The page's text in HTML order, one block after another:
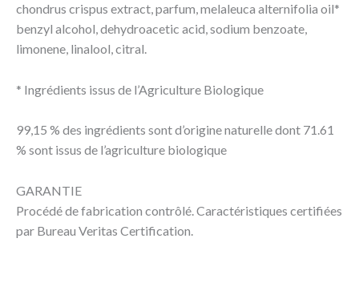
chondrus crispus extract, parfum, melaleuca alternifolia oil*
benzyl alcohol, dehydroacetic acid, sodium benzoate,
limonene, linalool, citral.
* Ingrédients issus de l’Agriculture Biologique
99,15 % des ingrédients sont d’origine naturelle dont 71.61
% sont issus de l’agriculture biologique
GARANTIE
Procédé de fabrication contrôlé. Caractéristiques certifiées
par Bureau Veritas Certification.